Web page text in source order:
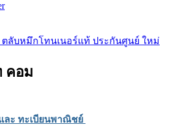
ตลับหมึกโทนเนอร์แท้ ประกันศูนย์ ใหม่
คอม
ละ ทะเบียนพาณิชย์